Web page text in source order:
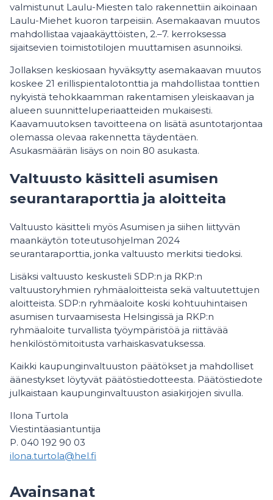
valmistunut Laulu-Miesten talo rakennettiin aikoinaan
Laulu-Miehet kuoron tarpeisiin. Asemakaavan muutos
mahdollistaa vajaakäyttöisten, 2.–7. kerroksessa
sijaitsevien toimistotilojen muuttamisen asunnoiksi.
Jollaksen keskiosaan hyväksytty asemakaavan muutos
koskee 21 erillispientalotonttia ja mahdollistaa tonttien
nykyistä tehokkaamman rakentamisen yleiskaavan ja
alueen suunnitteluperiaatteiden mukaisesti.
Kaavamuutoksen tavoitteena on lisätä asuntotarjontaa
olemassa olevaa rakennetta täydentäen.
Asukasmäärän lisäys on noin 80 asukasta.
Valtuusto käsitteli asumisen
seurantaraporttia ja aloitteita
Valtuusto käsitteli myös Asumisen ja siihen liittyvän
maankäytön toteutusohjelman 2024
seurantaraporttia, jonka valtuusto merkitsi tiedoksi.
Lisäksi valtuusto keskusteli SDP:n ja RKP:n
valtuustoryhmien ryhmäaloitteista sekä valtuutettujen
aloitteista. SDP:n ryhmäaloite koski kohtuuhintaisen
asumisen turvaamisesta Helsingissä ja RKP:n
ryhmäaloite turvallista työympäristöä ja riittävää
henkilöstömitoitusta varhaiskasvatuksessa.
Kaikki kaupunginvaltuuston päätökset ja mahdolliset
äänestykset löytyvät päätöstiedotteesta. Päätöstiedote
julkaistaan kaupunginvaltuuston asiakirjojen sivulla.
Ilona Turtola
Viestintäasiantuntija
P. 040 192 90 03
ilona.turtola@hel.fi
Avainsanat